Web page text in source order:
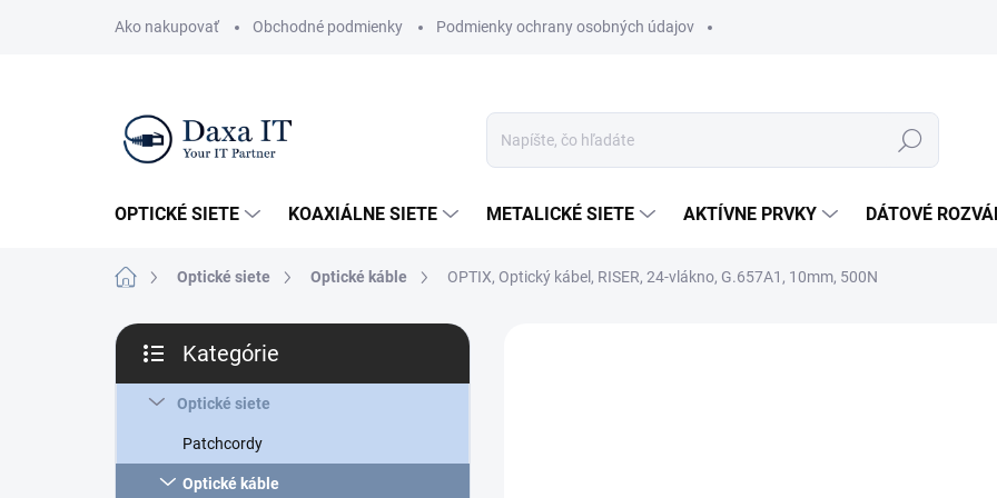
Ako nakupovať Obchodné podmienky Podmienky ochrany osobných údajov
Hľadať
OPTICKÉ SIETE KOAXIÁLNE SIETE METALICKÉ SIETE AKTÍVNE PRVKY DÁTOVÉ
DomovOptické siete Optické káble OPTIX, Optický kábel, RISER, 24-vlákno, G.657A1, 10mm, 500N
B
č
p
kategórie
Kategórie
Optické siete
Patchcordy
Optické káble